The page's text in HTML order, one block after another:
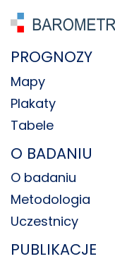
PROGNOZY
Mapy
Plakaty
Tabele
O BADANIU
O badaniu
Metodologia
Uczestnicy
PUBLIKACJE